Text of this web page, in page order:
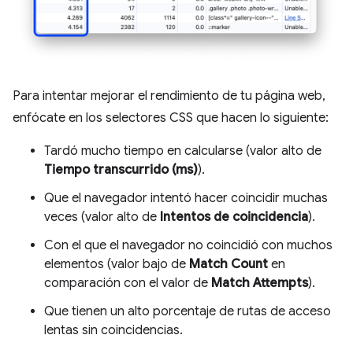
Para intentar mejorar el rendimiento de tu página web,
enfócate en los selectores CSS que hacen lo siguiente:
Tardó mucho tiempo en calcularse (valor alto de
Tiempo transcurrido (ms)).
Que el navegador intentó hacer coincidir muchas
veces (valor alto de Intentos de coincidencia).
Con el que el navegador no coincidió con muchos
elementos (valor bajo de Match Count en
comparación con el valor de Match Attempts).
Que tienen un alto porcentaje de rutas de acceso
lentas sin coincidencias.